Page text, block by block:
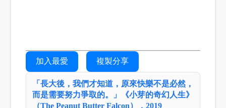
加入最愛 複製分享
「長大後，我們才知道，原來快樂不是必然，
而是需要努力爭取的。」《小芽的奇幻人生》
（The Peanut Butter Falcon），2019